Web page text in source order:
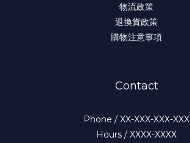
物流政策
退換貨政策
購物注意事項
Contact
Phone / XX-XXX-XXX-XXX
Hours / XXXX-XXXX